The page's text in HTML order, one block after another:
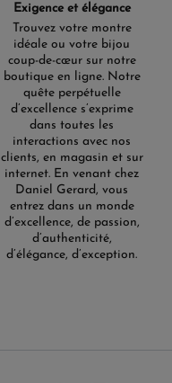
Exigence et élégance
Trouvez votre montre
idéale ou votre bijou
coup-de-cœur sur notre
boutique en ligne. Notre
quête perpétuelle
d’excellence s’exprime
dans toutes les
interactions avec nos
clients, en magasin et sur
internet. En venant chez
Daniel Gerard, vous
entrez dans un monde
d’excellence, de passion,
d’authenticité,
d’élégance, d’exception.